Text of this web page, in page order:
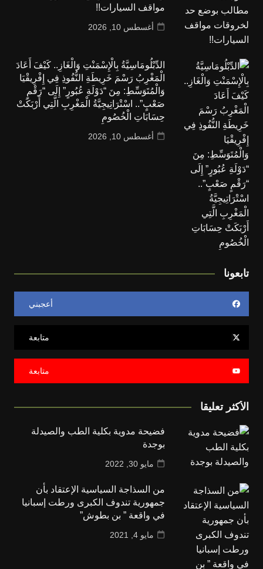
مواقف السيارات!!
أغسطس 10, 2026
الدِّبْلُومَاسِيَّةُ بِالْإِسْمَنْتِ وَالْغَازِ.. كَيْفَ أَعَادَ
الْمَغْرِبُ رَسْمَ خَرِيطَةِ النُّفُوذِ فِي إِفْرِيقْيَا
وَالْمُتَوَسِّطِ: مِنَ “دَوْلَةِ عُبُورٍ” إِلَى “رَقْمٍ
صَعْبٍ”.. اسْتْرَاتِيجِيَّةُ الْمَغْرِبِ الَّتِي أَرْبَكَتْ
حِسَابَاتِ الْخُصُومِ
أغسطس 10, 2026
تابعونا
أعجبني
متابعة
متابعة
الأكثر تعليقا
فضيحة مدوية بكلية الطب والصيدلة
بوجدة
مايو 30, 2022
من السذاجة السياسية الإعتقاد بأن
جمهورية تندوف الكبرى ورطت إسبانيا
في واقعة ” بن بطوش”
مايو 4, 2021